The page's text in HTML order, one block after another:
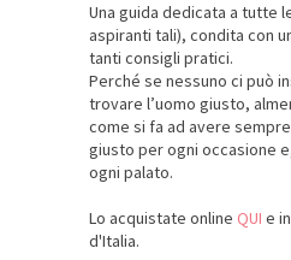
Una guida dedicata a tutte
aspiranti tali), condita con
tanti consigli pratici.
Perché se nessuno ci può
trovare l’uomo giusto,
come si fa ad avere
giusto per ogni occasione
ogni palato.
Lo acquistate online QUI e
d'Italia.